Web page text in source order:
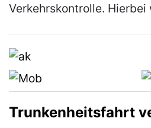
Verkehrskontrolle.
(mehr)
Trunkenheitsfahrt